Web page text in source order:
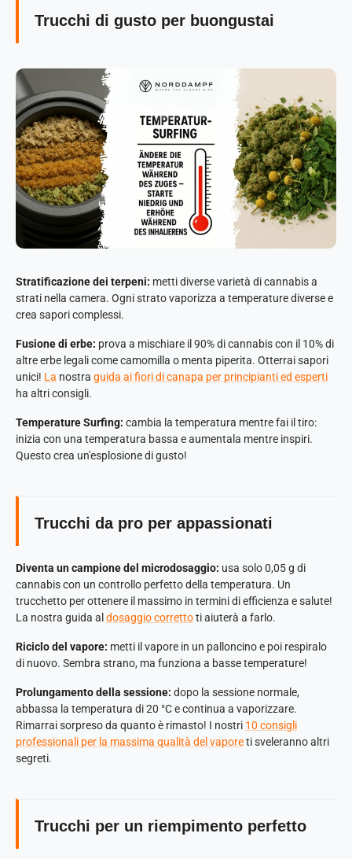
Trucchi di gusto per buongustai
Stratificazione dei terpeni: metti diverse varietà di cannabis a
strati nella camera. Ogni strato vaporizza a temperature diverse e
crea sapori complessi.
Fusione di erbe: prova a mischiare il 90% di cannabis con il 10% di
altre erbe legali come camomilla o menta piperita. Otterrai sapori
unici! La nostra guida ai fiori di canapa per principianti ed esperti
ha altri consigli.
Temperature Surfing: cambia la temperatura mentre fai il tiro:
inizia con una temperatura bassa e aumentala mentre inspiri.
Questo crea un'esplosione di gusto!
Trucchi da pro per appassionati
Diventa un campione del microdosaggio: usa solo 0,05 g di
cannabis con un controllo perfetto della temperatura. Un
trucchetto per ottenere il massimo in termini di efficienza e salute!
La nostra guida al dosaggio correttoti aiuterà a farlo.
Riciclo del vapore: metti il vapore in un palloncino e poi respiralo
di nuovo. Sembra strano, ma funziona a basse temperature!
Prolungamento della sessione: dopo la sessione normale,
abbassa la temperatura di 20 °C e continua a vaporizzare.
Rimarrai sorpreso da quanto è rimasto! I nostri 10 consigli
professionali per la massima qualità del vaporeti sveleranno altri
segreti.
Trucchi per un riempimento perfetto